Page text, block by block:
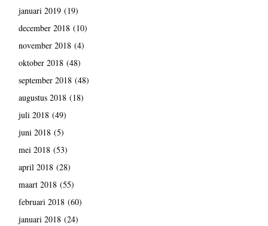
januari 2019(19)
december 2018(10)
november 2018(4)
oktober 2018(48)
september 2018(48)
augustus 2018(18)
juli 2018(49)
juni 2018(5)
mei 2018(53)
april 2018(28)
maart 2018(55)
februari 2018(60)
januari 2018(24)